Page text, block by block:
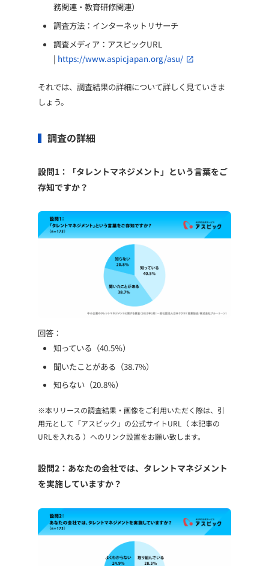
務関連・教育研修関連）
調査方法：インターネットリサーチ
調査メディア：アスピックURL
| https://www.aspicjapan.org/asu/
それでは、調査結果の詳細について詳しく見ていきま
しょう。
調査の詳細
設問1：「タレントマネジメント」という言葉をご
存知ですか？
回答：
知っている（40.5％）
聞いたことがある（38.7%）
知らない（20.8％）
※本リリースの調査結果・画像をご利用いただく際は、引
用元として「アスピック」の公式サイトURL（ 本記事の
URLを入れる ）へのリンク設置をお願い致します。
設問2：あなたの会社では、タレントマネジメント
を実施していますか？